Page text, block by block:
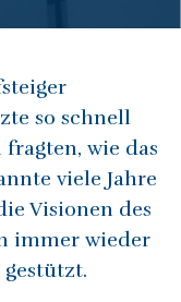
so schnell
wie das
viele Jahre
Visionen des
immer wieder